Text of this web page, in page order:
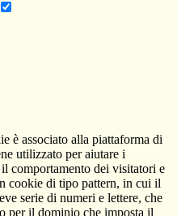
è associato alla piattaforma di
utilizzato per aiutare i
comportamento dei visitatori e
cookie di tipo pattern, in cui il
serie di numeri e lettere, che
per il dominio che imposta il